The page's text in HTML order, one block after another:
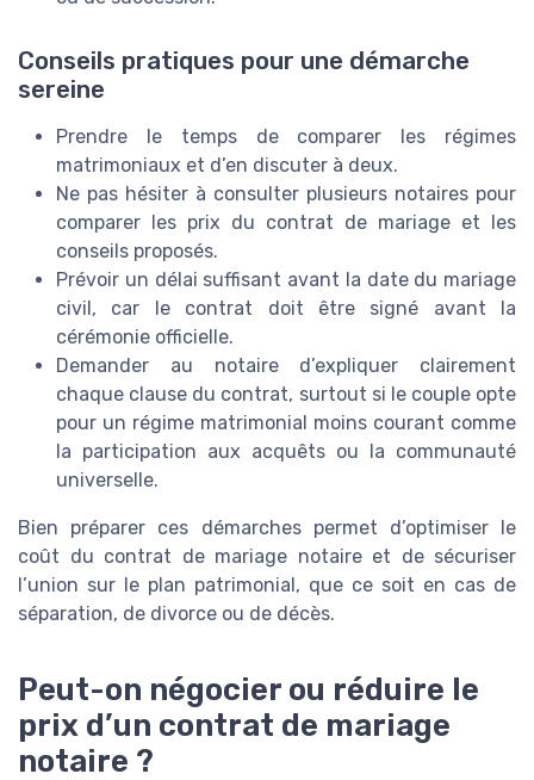
Conseils pratiques pour une démarche
sereine
Prendre le temps de comparer les régimes
matrimoniaux et d’en discuter à deux.
Ne pas hésiter à consulter plusieurs notaires pour
comparer les prix du contrat de mariage et les
conseils proposés.
Prévoir un délai suffisant avant la date du mariage
civil, car le contrat doit être signé avant la
cérémonie officielle.
Demander au notaire d’expliquer clairement
chaque clause du contrat, surtout si le couple opte
pour un régime matrimonial moins courant comme
la participation aux acquêts ou la communauté
universelle.
Bien préparer ces démarches permet d’optimiser le
coût du contrat de mariage notaire et de sécuriser
l’union sur le plan patrimonial, que ce soit en cas de
séparation, de divorce ou de décès.
Peut-on négocier ou réduire le
prix d’un contrat de mariage
notaire ?